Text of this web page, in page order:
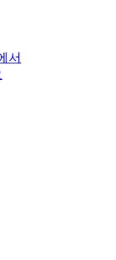
서